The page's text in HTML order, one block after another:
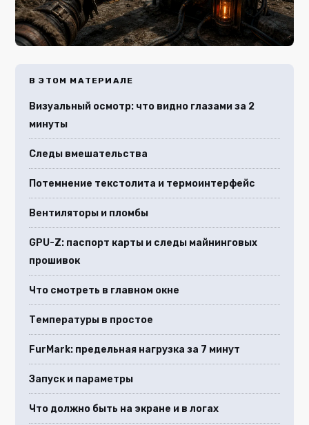
В ЭТОМ МАТЕРИАЛЕ
Визуальный осмотр: что видно глазами за 2
минуты
Следы вмешательства
Потемнение текстолита и термоинтерфейс
Вентиляторы и пломбы
GPU-Z: паспорт карты и следы майнинговых
прошивок
Что смотреть в главном окне
Температуры в простое
FurMark: предельная нагрузка за 7 минут
Запуск и параметры
Что должно быть на экране и в логах